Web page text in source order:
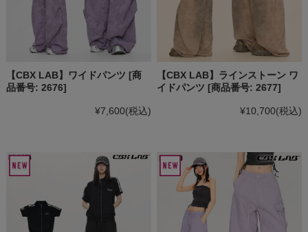
【CBX LAB】ワイドパンツ [商
品番号: 2676]
¥7,600(税込)
【CBX LAB】ラインストーン ワ
イドパンツ [商品番号: 2677]
¥10,700(税込)